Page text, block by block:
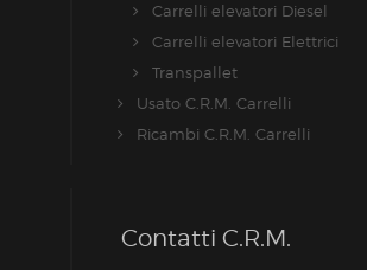
Carrelli elevatori Diesel
Carrelli elevatori Elettrici
Transpallet
Usato C.R.M. Carrelli
Ricambi C.R.M. Carrelli
Contatti C.R.M.